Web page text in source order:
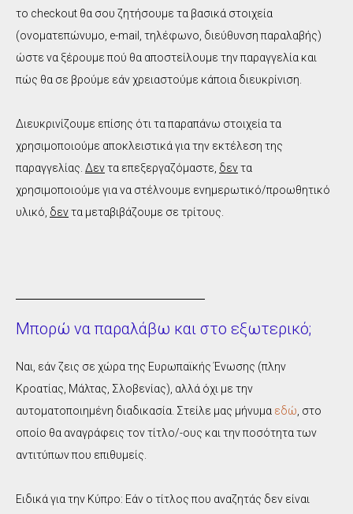
το checkout θα σου ζητήσουμε τα βασικά στοιχεία
(ονοματεπώνυμο, e-mail, τηλέφωνο, διεύθυνση παραλαβής)
ώστε να ξέρουμε πού θα αποστείλουμε την παραγγελία και
πώς θα σε βρούμε εάν χρειαστούμε κάποια διευκρίνιση.
Διευκρινίζουμε επίσης ότι τα παραπάνω στοιχεία τα
χρησιμοποιούμε αποκλειστικά για την εκτέλεση της
παραγγελίας. Δεντα επεξεργαζόμαστε, δεντα
χρησιμοποιούμε για να στέλνουμε ενημερωτικό/προωθητικό
υλικό, δεντα μεταβιβάζουμε σε τρίτους.
Μπορώ να παραλάβω και στο εξωτερικό;
Ναι, εάν ζεις σε χώρα της Ευρωπαϊκής Ένωσης (πλην
Κροατίας, Μάλτας, Σλοβενίας), αλλά όχι με την
αυτοματοποιημένη διαδικασία. Στείλε μας μήνυμα εδώ , στο
οποίο θα αναγράφεις τον τίτλο/-ους και την ποσότητα των
αντιτύπων που επιθυμείς.
Ειδικά για την Κύπρο: Εάν ο τίτλος που αναζητάς δεν είναι